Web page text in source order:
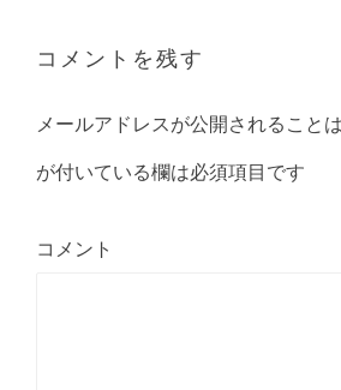
コメントを残す
メールアドレスが公開されること
が付いている欄は必須項目です
コメント